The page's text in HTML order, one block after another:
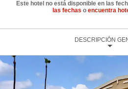
Este hotel no está disponible en las
las fechas o encuentra
DESCRIPCIÓN